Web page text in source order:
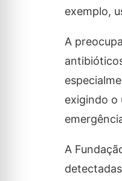
exemplo,
A
exigindo o
A